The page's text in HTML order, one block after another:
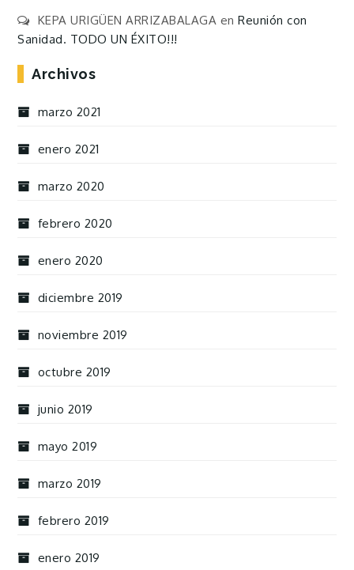
KEPA URIGÜEN ARRIZABALAGA enReunión con
Sanidad. TODO UN ÉXITO!!!
Archivos
marzo 2021
enero 2021
marzo 2020
febrero 2020
enero 2020
diciembre 2019
noviembre 2019
octubre 2019
junio 2019
mayo 2019
marzo 2019
febrero 2019
enero 2019